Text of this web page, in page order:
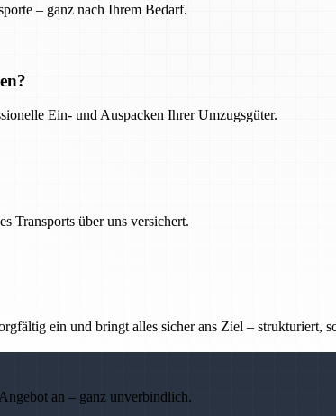
– ganz nach Ihrem Bedarf.
Ein- und Auspacken Ihrer Umzugsgüter.
Transports über uns versichert.
ein und bringt alles sicher ans Ziel – strukturiert,
an – ganz unverbindlich.